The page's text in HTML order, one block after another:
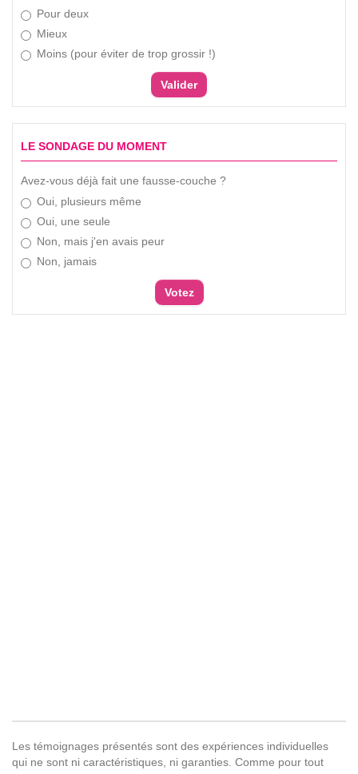
Pour deux
Mieux
Moins (pour éviter de trop grossir !)
LE SONDAGE DU MOMENT
Avez-vous déjà fait une fausse-couche ?
Oui, plusieurs même
Oui, une seule
Non, mais j'en avais peur
Non, jamais
Les témoignages présentés sont des expériences individuelles
qui ne sont ni caractéristiques, ni garanties. Comme pour tout